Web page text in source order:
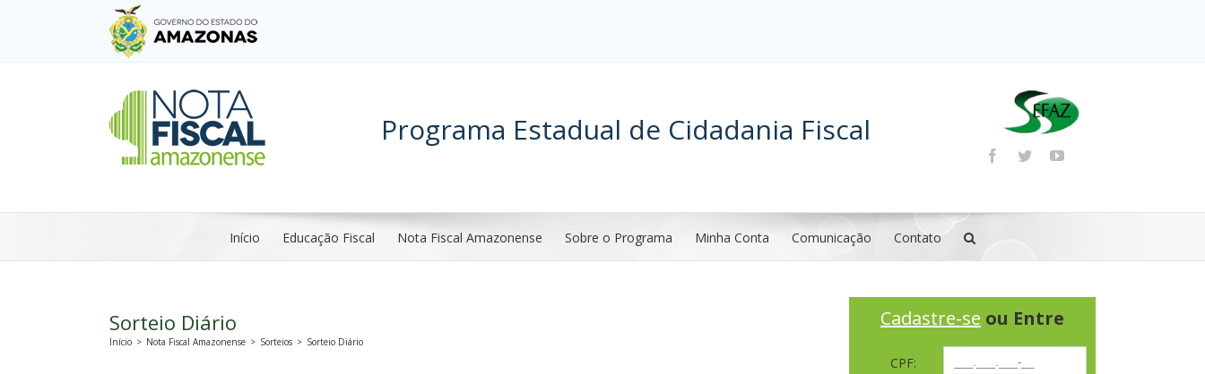
Programa Estadual de Cidadania Fiscal
Início Educação Fiscal Nota Fiscal Amazonense Sobre o Programa Minha Conta Comunicação Contato
Sorteio Diário
Início > Nota Fiscal Amazonense > Sorteios > Sorteio Diário
Cadastre-se ou Entre
CPF: